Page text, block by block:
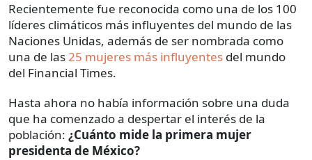
Recientemente fue reconocida como una de los 100
líderes climáticos más influyentes del mundo de las
Naciones Unidas, además de ser nombrada como
una de las25 mujeres más influyentes del mundo
del Financial Times.
Hasta ahora no había información sobre una duda
que ha comenzado a despertar el interés de la
población: ¿Cuánto mide la primera mujer
presidenta de México?